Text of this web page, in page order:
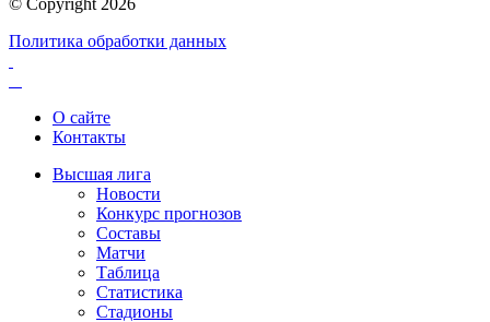
© Copyright 2026
Политика обработки данных
О сайте
Контакты
Высшая лига
Новости
Конкурс прогнозов
Составы
Матчи
Таблица
Статистика
Стадионы